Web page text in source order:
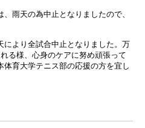
雨天の為中止となりましたので、
により全試合中止となりました。万
る様、心身のケアに努め頑張って
育大学テニス部の応援の方を宜し